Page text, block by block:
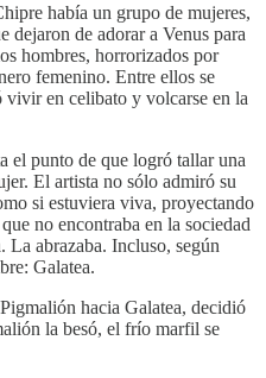
había un grupo de mujeres,
dejaron de adorar a Venus para
hombres, horrorizados por
femenino. Entre ellos se
en celibato y volcarse en la
el punto de que logró tallar una
El artista no sólo admiró su
si estuviera viva, proyectando
no encontraba en la sociedad
La abrazaba. Incluso, según
Galatea.
hacia Galatea, decidió
la besó, el frío marfil se